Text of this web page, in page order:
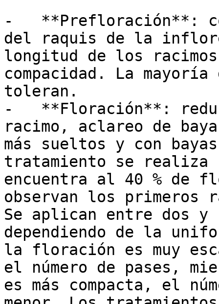
-   **Prefloración**:
del raquis de la
longitud de los
compacidad. La
toleran.
-   **Floración**:
racimo, aclareo de
más sueltos y con
tratamiento se realiza
encuentra al 40 % de
observan los primeros
Se aplican entre dos
dependiendo de la
la floración es muy
el número de pases,
es más compacta, el